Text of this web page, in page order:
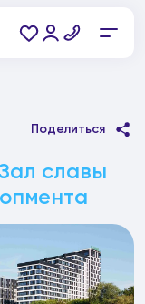
Поделиться
славы